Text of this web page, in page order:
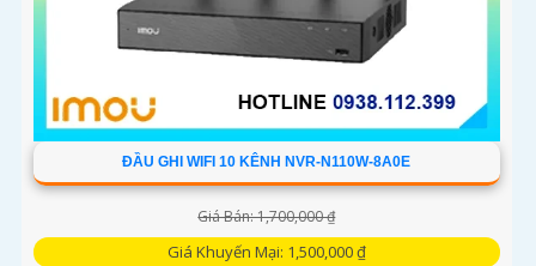
ĐẦU GHI WIFI 10 KÊNH NVR-N110W-8A0E
Giá Bán: 1,700,000 ₫
Giá Khuyến Mại: 1,500,000 ₫